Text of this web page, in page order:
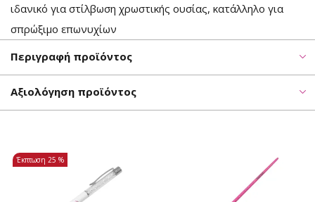
ιδανικό για στίλβωση χρωστικής ουσίας, κατάλληλο για
σπρώξιμο επωνυχίων
Περιγραφή προϊόντος
Αξιολόγηση προϊόντος
Έκπτωση 25 %